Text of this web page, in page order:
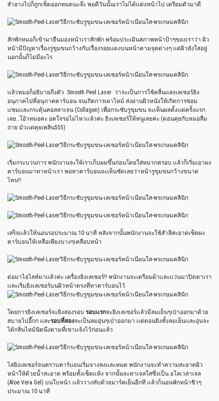
สำอางไปก็ถูกเช็ดออกหมดนะจ๊ะ พอดีวันนั้นเราไม่ได้เเต่งหน้าไป เตรียมตัวมาดี
สักพักหมอก็เข้ามายืนมองหน้าเราสักพัก พร้อมประเมินสภาพหน้าป้าๆของเราว่า ผิว
หน้ามีปัญหาเรื่องรูขุมขนกว้างกับเรื่องรอยเเดงบนหน้าตามจุดต่างๆ เเต่ผิวยังใสอยู่
นอกนั้นก็ไม่มีอะไร
เเล้วหมอก็อธิบายถึงตัว Smooth Peel Laser ว่าจะเป็นการใช้คลื่นเเสงเลเซอร์ยิง
อนุภาคไปที่อนุภาคคาร์บอน จนเกิดการเผาไหม้ ส่งผ่านผิวหนังให้เกิดการซ่อม
เเซมเเละกระตุ้นคอลลาเจน (Collagen) เพื่อกระชับรูขุมขน จะเห็นผลตั้งเเต่ครั้งเเรก
เลย…โอ้วหมอคะ อดใจรอไม่ไหวเเล้วค่ะ ยิงเลเซอร์ให้หนูเลยค่ะ (ตอนคุยกับหมอลืม
ถ่าย มัวเเต่คุยเพลิน555)
เริ่มกระบวนการ พนักงานจะให้เราเก็บผมขึ้นก่อนโดยใส่หมวกครอบ เเล้วก็เริ่มเอาผง
คาร์บอนมาทาหน้าเรา พอทาคาร์บอนจะเห็นชัดเลยว่าหน้ารูขุมขนกว้างขนาด
ไหน!!
เสร็จเเล้วให้นอนรอประมาณ 10 นาที หลังจากนั้นพนักงานจะใช้สำลีสะอาดเช็ดผง
คาร์บอนให้เหลือเพียงบางๆเคลือบหน้า
ต่อมาไฮไลท์มาเเล้วค่ะ เครื่องยิงเลเซอร์!! พนักงานจะเตรียมผ้าเเละเเว่นมาปิดตาเรา
เเละเริ่มยิงเลเซอร์บนผิวหน้าตรงที่ทาคาร์บอนไว้
โดยการยิงเลเซอร์จะยิงสองรอบ รอบเเรกจะยิงเลเซอร์เเล้วมีลมเย็นๆเป่าออกมาด้วย
สบายไปอี๊กก เเละรอบที่สองจะเป็นลมอุ่นๆเป่าออกมา เเต่ตอนยิงทั้งลมเย็นเเละอุ่นจะ
ได้กลิ่นไหม้นิดนึงตามที่เขาเเจ้งไว้ก่อนเเล้ว
ไล่ยิงเลเซอร์จนคราบคาร์บอนเริ่มจางลงเเละหมด พนักงานจะทำความสะอาดผิว
หน้าให้ด้วยน้ำสะอาด พร้อมทั้งเช็ดเเห้ง จากนั้นจะทาเจลใสซึ่งเป็น อโลเวล่าเจล
(Aloe Vera Gel) บนใบหน้า เเล้ววางทับด้วยมาร์คเย็นอีกที เเล้วก็นอนพักหน้าชิวๆ
ประมาณ 10 นาที